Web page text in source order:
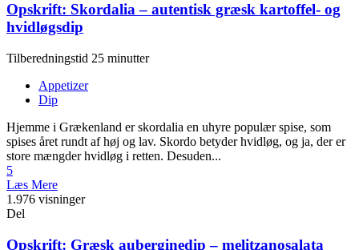
Opskrift: Skordalia – autentisk græsk kartoffel- og
hvidløgsdip
Tilberedningstid 25 minutter
Appetizer
Dip
Hjemme i Grækenland er skordalia en uhyre populær spise, som
spises året rundt af høj og lav. Skordo betyder hvidløg, og ja, der er
store mængder hvidløg i retten. Desuden...
5
Læs Mere
1.976 visninger
Del
Opskrift: Græsk auberginedip – melitzanosalata